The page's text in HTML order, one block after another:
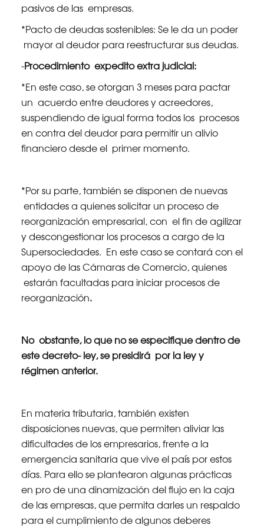
pasivos de las empresas.
*Pacto de deudas sostenibles: Se le da un poder
mayor al deudor para reestructurar sus deudas.
-Procedimiento expedito extra judicial:
*En este caso, se otorgan 3 meses para pactar
un acuerdo entre deudores y acreedores,
suspendiendo de igual forma todos los procesos
en contra del deudor para permitir un alivio
financiero desde el primer momento.
*Por su parte, también se disponen de nuevas
entidades a quienes solicitar un proceso de
reorganización empresarial, con el fin de agilizar
y descongestionar los procesos a cargo de la
Supersociedades. En este caso se contará con el
apoyo de las Cámaras de Comercio, quienes
estarán facultadas para iniciar procesos de
reorganización.
No obstante, lo que no se especifique dentro de
este decreto- ley, se presidirá por la ley y
régimen anterior.
En materia tributaria, también existen
disposiciones nuevas, que permiten aliviar las
dificultades de los empresarios, frente a la
emergencia sanitaria que vive el país por estos
días. Para ello se plantearon algunas prácticas
en pro de una dinamización del flujo en la caja
de las empresas, que permita darles un respaldo
para el cumplimiento de algunos deberes